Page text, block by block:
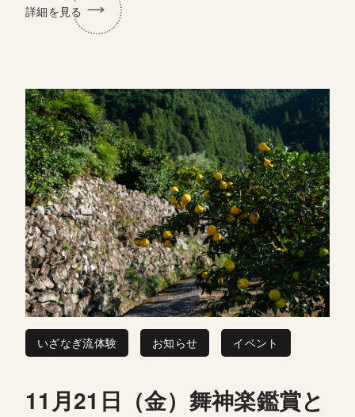
詳細を見る
いざなぎ流体験 お知らせ イベント
11月21日（金）舞神楽鑑賞と